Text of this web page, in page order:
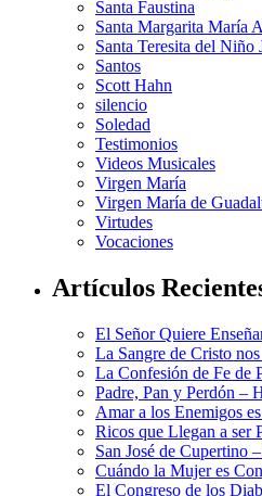
Santa Faustina
Santa Margarita María
Santa Teresita del Niño
Santos
Scott Hahn
silencio
Soledad
Testimonios
Videos Musicales
Virgen María
Virgen María de
Virtudes
Vocaciones
Artículos
El Señor Quiere
La Sangre de Cristo
La Confesión de Fe de
Padre, Pan y Perdón –
Amar a los Enemigos
Ricos que Llegan a ser
San José de Cupertino
Cuándo la Mujer es
El Congreso de los